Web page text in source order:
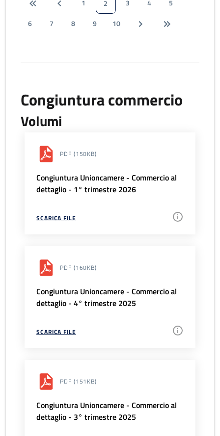
1 2 3 4
5
6
7 8 9 10
Congiuntura commercio
Volumi
PDF (150KB)
Congiuntura Unioncamere - Commercio al
dettaglio - 1° trimestre 2026
SCARICA FILE
PDF (160KB)
Congiuntura Unioncamere - Commercio al
dettaglio - 4° trimestre 2025
SCARICA FILE
PDF (151KB)
Congiuntura Unioncamere - Commercio al
dettaglio - 3° trimestre 2025